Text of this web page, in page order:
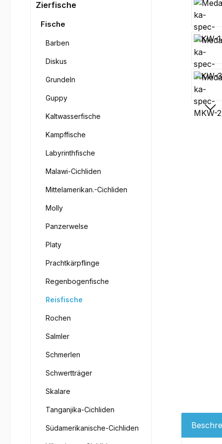
Zierfische
Fische
Barben
Diskus
Grundeln
Guppy
Kaltwasserfische
Kampffische
Labyrinthfische
Malawi-Cichliden
Mittelamerikan.-Cichliden
Molly
Panzerwelse
Platy
Prachtkärpflinge
Regenbogenfische
Reisfische
Rochen
Salmler
Schmerlen
Schwertträger
Skalare
Tanganjika-Cichliden
Südamerikanische-Cichliden